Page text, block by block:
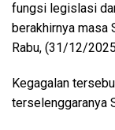
fungsi legislasi
berakhirnya masa
Rabu, (31/12/
Kegagalan
terselenggaranya